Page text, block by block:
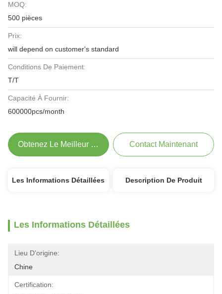
MOQ:
500 pièces
Prix:
will depend on customer's standard
Conditions De Paiement:
T/T
Capacité À Fournir:
600000pcs/month
Obtenez Le Meilleur Prix Contact Maintenant
Les Informations Détaillées Description De Produit
Les Informations Détaillées
Lieu D'origine:
Chine
Certification: